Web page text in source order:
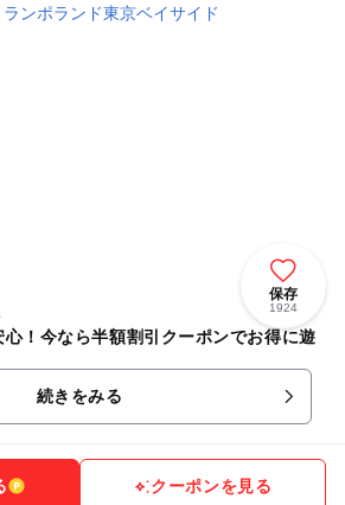
保存
1924
！今なら半額割引クーポンでお得に遊
続きをみる
クーポンを見る